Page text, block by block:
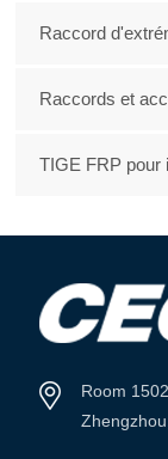
Raccord
Raccords et
TIGE FRP pour
Room